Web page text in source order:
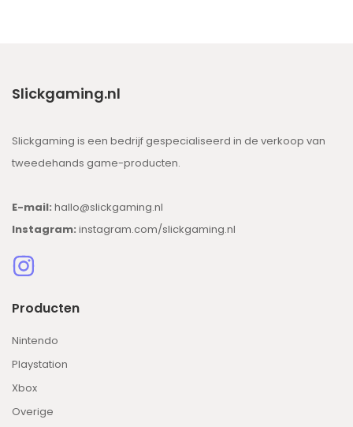
Slickgaming.nl
Slickgaming is een bedrijf gespecialiseerd in de verkoop van
tweedehands game-producten.
E-mail: hallo@slickgaming.nl
Instagram: instagram.com/slickgaming.nl
Producten
Nintendo
Playstation
Xbox
Overige